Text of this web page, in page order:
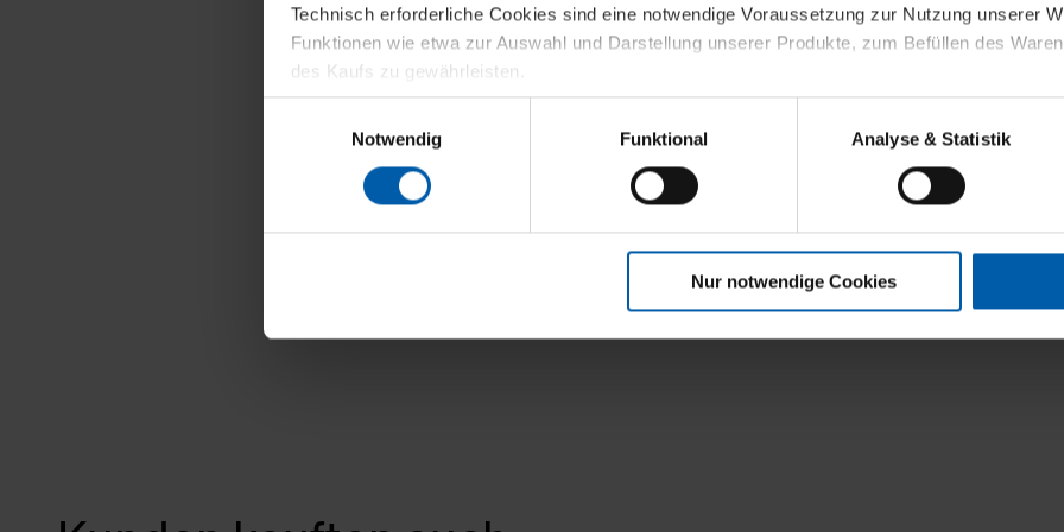
Technisch erforderliche Cookies sind eine notwendige Voraussetzung zur Nutzung unserer
Funktionen wie etwa zur Auswahl und Darstellung unserer Produkte, zum Befüllen des
des Kaufs zu gewährleisten.
Für die Darstellung personalisierter Angebote, Anzeigen und Inhalte aufgrund Ihres
sowie für Marketing-, Statistik- und Tracking-Zwecke zur Analyse und Optimierung unserer
personenbezogene Informationen. Diese übermitteln wir in anonymisierter Form an Dritte
Klicken Sie auf "Alle erlauben", damit wir alle Cookies und Web-Technologien für Ihr
verwenden dürfen. Über die jeweiligen Schaltflächen können Sie die Arten der Cookies selbst
widerrufen. Der Widerruf der Einwilligung hat jedoch keine Auswirkung auf die bisherigen
Notwendig
Funktional Analyse & Statistik
Nur notwendige Cookies